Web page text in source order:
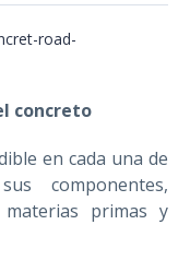
concreto
en cada una de
componentes,
primas y